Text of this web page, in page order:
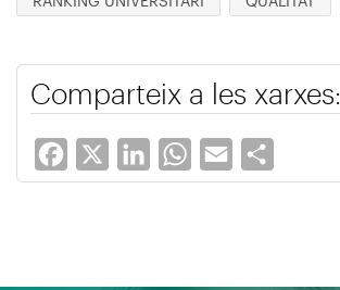
Comparteix a les xarxes:
Facebook LinkedInWhatsApp
Email